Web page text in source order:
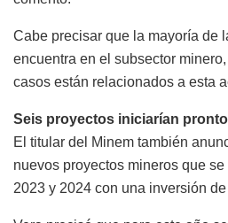
Cabe precisar que la mayoría de
encuentra en el subsector
casos están relacionados a esta
Seis proyectos iniciarían pronto
El titular del Minem también
nuevos proyectos mineros que
2023 y 2024 con una inversión